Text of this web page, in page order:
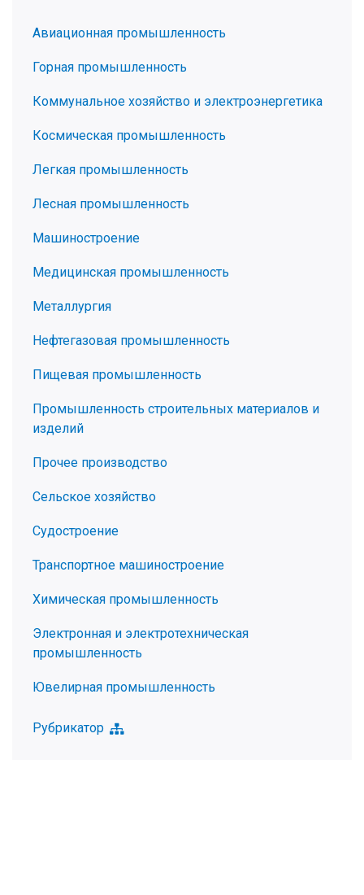
Авиационная промышленность
Горная промышленность
Коммунальное хозяйство и электроэнергетика
Космическая промышленность
Легкая промышленность
Лесная промышленность
Машиностроение
Медицинская промышленность
Металлургия
Нефтегазовая промышленность
Пищевая промышленность
Промышленность строительных материалов и
изделий
Прочее производство
Сельское хозяйство
Судостроение
Транспортное машиностроение
Химическая промышленность
Электронная и электротехническая
промышленность
Ювелирная промышленность
Рубрикатор